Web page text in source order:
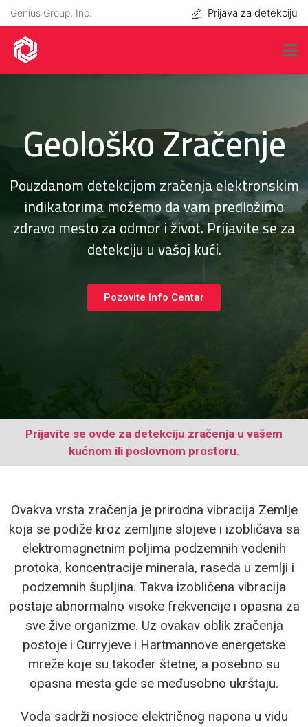
Genius Group, Inc. Prijava za detekciju
Geološko Zračenje
Pouzdanom detekcijom zračenja elektronskim
indikatorima možemo da vam predložimo
zdravo mesto za odmor i život. Prijavite se za
detekciju u vašoj kući.
Pozovite Info Centar
Prijavite se ovde za detekciju zračenja u vašem
kućnom ili poslovnom prostoru.
Ovakva vrsta zračenja je prirodna vibracija Zemlje
koja se podiže kroz zemljine slojeve i izobličava sa
elektromagnetnim poljima podzemnih vodenih
protoka, koncentracije minerala, raseda u zemlji i
podzemnih šupljina. Takva izobličena vibracija
postaje abnormalno visoke frekvencije i opasna za
sve žive organizme. Uz ovakav oblik zračenja
postoje i Curryjeve i Hartmannove energetske
mreže koje su također štetne, a posebno su
opasna mesta gde se međusobno ukrštaju.
Voda sadrži nosioce električnog napona u vidu